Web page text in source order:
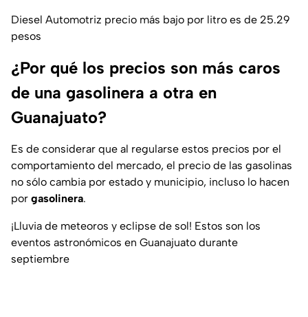
Diesel Automotriz precio más bajo por litro es de 25.29
pesos
¿Por qué los precios son más caros
de una gasolinera a otra en
Guanajuato?
Es de considerar que al regularse estos precios por el
comportamiento del mercado, el precio de las gasolinas
no sólo cambia por estado y municipio, incluso lo hacen
por gasolinera.
¡Lluvia de meteoros y eclipse de sol! Estos son los
eventos astronómicos en Guanajuato durante
septiembre